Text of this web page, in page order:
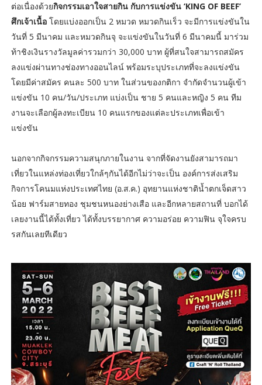
ต่อเนื่องด้วยกิจกรรมเอาใจสายกิน กับการแข่งขัน ‘KING OF BEEF’
ศึกเจ้าเนื้อ โดยแบ่งออกเป็น 2 หมวด หมวดกินเร็ว จะมีการแข่งขันใน
วันที่ 5 มีนาคม และหมวดกินจุ จะแข่งขันในวันที่ 6 มีนาคมนี้ มาร่วม
ท้าชิงเงินรางวัลมูลค่ารวมกว่า 30,000 บาท ผู้ที่สนใจสามารถสมัคร
ลงแข่งผ่านทางช่องทางออนไลน์ พร้อมระบุประเภทที่จะลงแข่งขัน
โดยมีค่าสมัคร คนละ 500 บาท ในส่วนของกติกา จำกัดจำนวนผู้เข้า
แข่งขัน 10 คน/วัน/ประเภท แบ่งเป็น ชาย 5 คนและหญิง 5 คน ทีม
งานจะเลือกผู้ลงทะเบียน 10 คนแรกของแต่ละประเภทเพื่อเข้า
แข่งขัน
นอกจากกิจกรรมความสนุกภายในงาน จากที่จัดงานยังสามารถมา
เที่ยวในแหล่งท่องเที่ยวใกล้ๆกันได้อีกไม่ว่าจะเป็น องค์การส่งเสริม
กิจการโคนมแห่งประเทศไทย (อ.ส.ค.) อุทยานแห่งชาติน้ำตกเจ็ดสาว
น้อย ฟาร์มสายทอง ชุมชนหนองย่างเสือ และอีกหลายสถานที่ บอกได้
เลยงานนี้ได้ทั้งเที่ยว ได้ทั้งบรรยากาศ ความอร่อย ความฟิน จุใจครบ
รสกันเลยทีเดียว